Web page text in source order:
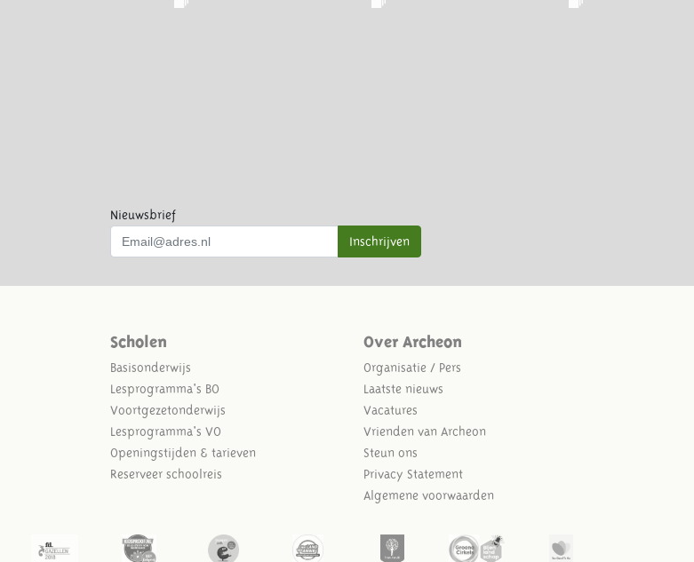
Nieuwsbrief
Inschrijven
Scholen
Basisonderwijs
Lesprogramma's BO
Voortgezetonderwijs
Lesprogramma's VO
Openingstijden & tarieven
Reserveer schoolreis
Over Archeon
Organisatie / Pers
Laatste nieuws
Vacatures
Vrienden van Archeon
Steun ons
Privacy Statement
Algemene voorwaarden